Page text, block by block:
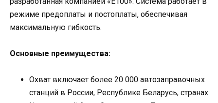
режиме предоплаты и постоплаты, обеспечивая
максимальную гибкость.
Основные преимущества:
Охват включает более 20 000 автозаправочных
станций в России, Республике Беларусь, странах